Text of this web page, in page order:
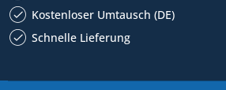
Kostenloser Umtausch (DE)
Schnelle Lieferung